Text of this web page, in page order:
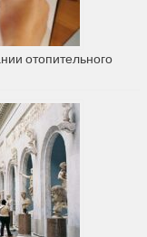
отопительного